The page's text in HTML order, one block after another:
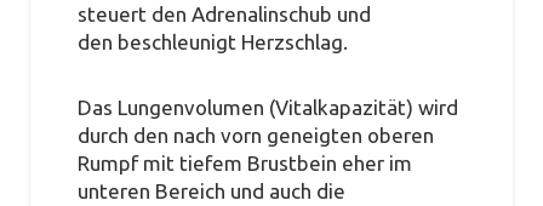
steuert den Adrenalinschub und
den beschleunigt Herzschlag.
Das Lungenvolumen (Vitalkapazität) wird
durch den nach vorn geneigten oberen
Rumpf mit tiefem Brustbein eher im
unteren Bereich und auch die